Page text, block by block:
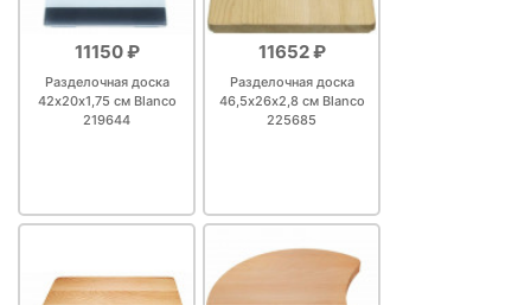
11150 ₽
Разделочная доска
42х20х1,75 см Blanco
219644
11652 ₽
Разделочная доска
46,5х26х2,8 см Blanco
225685